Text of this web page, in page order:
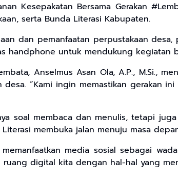
Kesepakatan Bersama Gerakan
serta Bunda Literasi Kabupaten.
dan pemanfaatan perpustakaan
handphone untuk mendukung kegiatan
Anselmus Asan Ola, A.P., M.Si.,
“Kami ingin memastikan gerakan
soal membaca dan menulis, tetapi
membuka jalan menuju masa
media sosial sebagai
digital kita dengan hal-hal yang